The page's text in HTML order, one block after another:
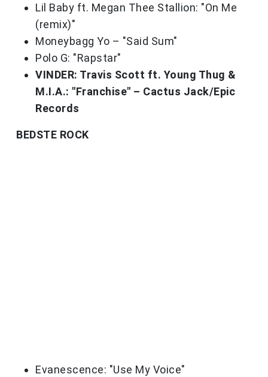
Lil Baby ft. Megan Thee Stallion: "On Me
(remix)"
Moneybagg Yo – "Said Sum"
Polo G: "Rapstar"
VINDER: Travis Scott ft. Young Thug &
M.I.A.: "Franchise" – Cactus Jack/Epic
Records
BEDSTE ROCK
Evanescence: "Use My Voice"